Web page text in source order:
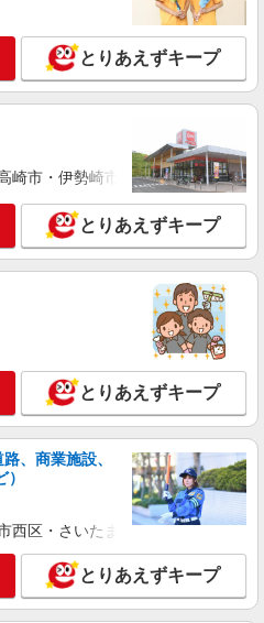
とりあえずキープ
崎市・伊勢崎市・太田市・館林市
とりあえずキープ
とりあえずキープ
、商業施設、
西区・さいたま市岩槻区・久喜市・
とりあえずキープ